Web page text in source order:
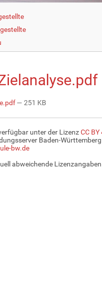
— 251 KB
unter der LizenzCC
Baden-Württemberg
bw.de
abweichende